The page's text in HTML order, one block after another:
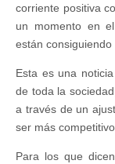
corriente positiva
un momento en
están consiguiendo
Esta es una
de toda la
a través de un
ser más
Para los que